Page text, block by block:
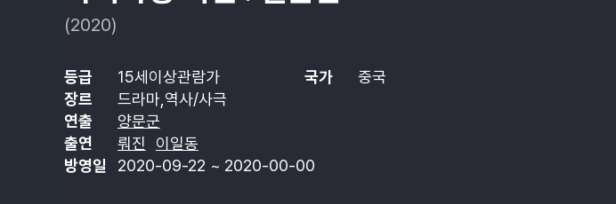
(2020)
등급 15세이상관람가 국가
중국
장르
드라마,역사/사극
연출
양문군
출연
뤄진
이일동
방영일
2020-09-22 ~ 2020-00-00